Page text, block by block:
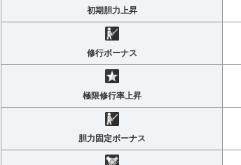
初期胆力上昇
修行ボーナス
極限修行率上昇
胆力固定ボーナス